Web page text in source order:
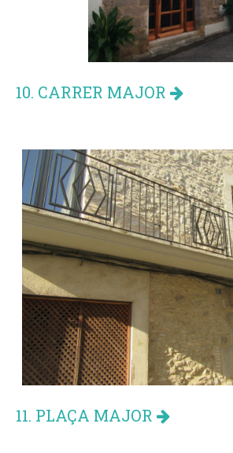
10. CARRER MAJOR
11. PLAÇA MAJOR